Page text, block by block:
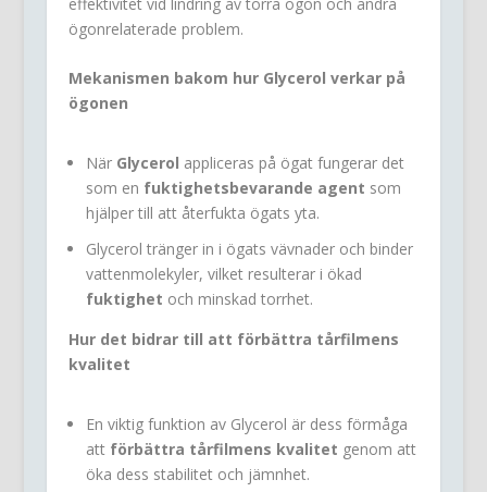
ögonrelaterade problem.
Mekanismen bakom hur Glycerol verkar på
ögonen
När Glycerol appliceras på ögat fungerar det
som en fuktighetsbevarande agent som
hjälper till att återfukta ögats yta.
Glycerol tränger in i ögats vävnader och binder
vattenmolekyler, vilket resulterar i ökad
fuktighet och minskad torrhet.
Hur det bidrar till att förbättra tårfilmens
kvalitet
En viktig funktion av Glycerol är dess förmåga
att förbättra tårfilmens kvalitet genom att
öka dess stabilitet och jämnhet.